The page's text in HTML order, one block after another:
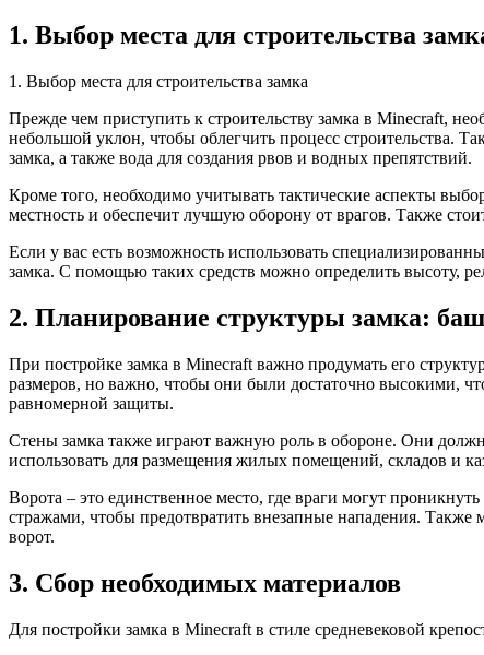
1. Выбор места для строительства
1. Выбор места для строительства замка
Прежде чем приступить к строительству замка в Minecraft,
небольшой уклон, чтобы облегчить процесс строительства.
замка, а также вода для создания рвов и водных препятствий.
Кроме того, необходимо учитывать тактические аспекты
местность и обеспечит лучшую оборону от врагов. Также
Если у вас есть возможность использовать
замка. С помощью таких средств можно определить высоту,
2. Планирование структуры замка:
При постройке замка в Minecraft важно продумать его
размеров, но важно, чтобы они были достаточно высокими,
равномерной защиты.
Стены замка также играют важную роль в обороне. Они
использовать для размещения жилых помещений, складов и
Ворота – это единственное место, где враги могут
стражами, чтобы предотвратить внезапные нападения.
ворот.
3. Сбор необходимых материалов
Для постройки замка в Minecraft в стиле средневековой